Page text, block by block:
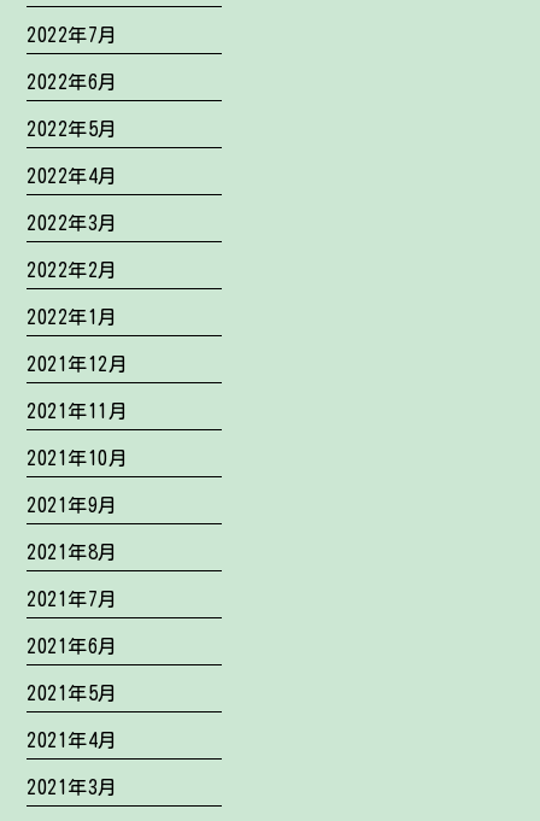
2022年7月
2022年6月
2022年5月
2022年4月
2022年3月
2022年2月
2022年1月
2021年12月
2021年11月
2021年10月
2021年9月
2021年8月
2021年7月
2021年6月
2021年5月
2021年4月
2021年3月